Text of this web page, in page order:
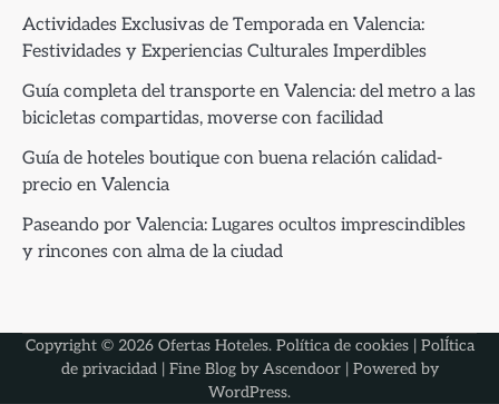
Actividades Exclusivas de Temporada en Valencia:
Festividades y Experiencias Culturales Imperdibles
Guía completa del transporte en Valencia: del metro a las
bicicletas compartidas, moverse con facilidad
Guía de hoteles boutique con buena relación calidad-
precio en Valencia
Paseando por Valencia: Lugares ocultos imprescindibles
y rincones con alma de la ciudad
Copyright © 2026 Ofertas Hoteles. Política de cookies| PolÍtica
de privacidad| Fine Blog by Ascendoor| Powered by
WordPress.